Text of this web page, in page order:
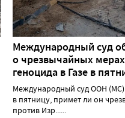
Международный суд
о чрезвычайных
геноцида в Газе в
Международный суд ООН (МС)
в пятницу, примет ли он
против Изр......